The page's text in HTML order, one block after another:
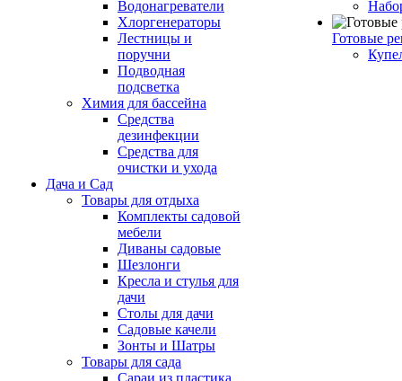
Водонагреватели
Хлоргенераторы
Лестницы и
поручни
Подводная
подсветка
Химия для бассейна
Средства
дезинфекции
Средства для
очистки и ухода
Дача и Сад
Товары для отдыха
Комплекты садовой
мебели
Диваны садовые
Шезлонги
Кресла и стулья для
дачи
Столы для дачи
Садовые качели
Зонты и Шатры
Товары для сада
Сараи из пластика
Готовые